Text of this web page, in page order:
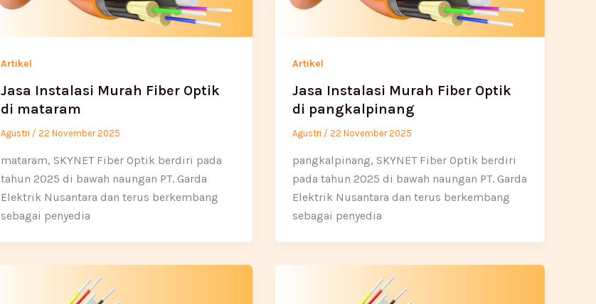
Artikel
Jasa Instalasi Murah Fiber Optik
di mataram
Agustri / 22 November 2025
mataram, SKYNET Fiber Optik berdiri pada
tahun 2025 di bawah naungan PT. Garda
Elektrik Nusantara dan terus berkembang
sebagai penyedia
Artikel
Jasa Instalasi Murah Fiber Optik
di pangkalpinang
Agustri /22 November 2025
pangkalpinang, SKYNET Fiber Optik berdiri
pada tahun 2025 di bawah naungan PT. Garda
Elektrik Nusantara dan terus berkembang
sebagai penyedia